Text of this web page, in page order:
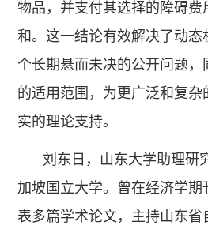
物品，并支付其选择的障碍费
和。这一结论有效解决了动
个长期悬而未决的公开问题，
的适用范围，为更广泛和复
实的理论支持。
刘东日，山东大学助理研
加坡国立大学。曾在经济学期
表多篇学术论文，主持山东省